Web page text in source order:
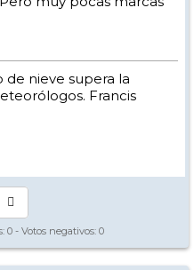
de nieve supera la
Francis
0 - Votos negativos: 0